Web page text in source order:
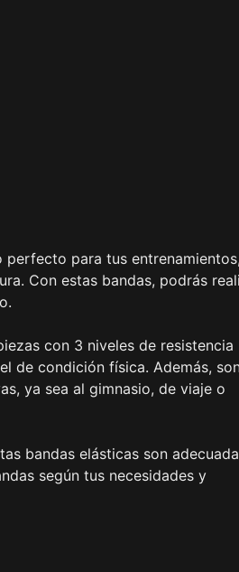
para tus
Con estas bandas, podrás
con 3 niveles de resistencia
de condición física. Además,
ya sea al gimnasio, de viaje o
bandas elásticas son
según tus necesidades y